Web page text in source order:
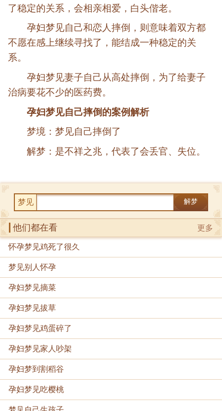
了稳定的关系，会相亲相爱，白头偕老。
孕妇梦见自己和恋人摔倒，则意味着双方都
不愿在感上继续寻找了，能结成一种稳定的关
系。
孕妇梦见妻子自己从高处摔倒，为了给妻子
治病要花不少的医药费。
孕妇梦见自己摔倒的案例解析
梦境：梦见自己摔倒了
解梦：是不祥之兆，代表了会丢官、失位。
梦见 解梦
更多
他们都在看
怀孕梦见鸡死了很久
梦见别人怀孕
孕妇梦见摘菜
孕妇梦见拔草
孕妇梦见鸡蛋碎了
孕妇梦见家人吵架
孕妇梦到割稻谷
孕妇梦见吃樱桃